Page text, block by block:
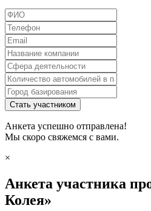
Стать участником
Анкета успешно отправлена!
Мы скоро свяжемся с вами.
×
Анкета участника
Колея»